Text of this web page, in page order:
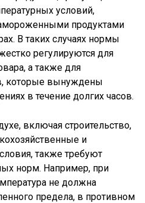
условий,
продуктами
В таких случаях нормы
регулируются для
а также для
которые вынуждены
в течение долгих часов.
включая строительство,
и
также требуют
норм. Например, при
не должна
предела, в противном